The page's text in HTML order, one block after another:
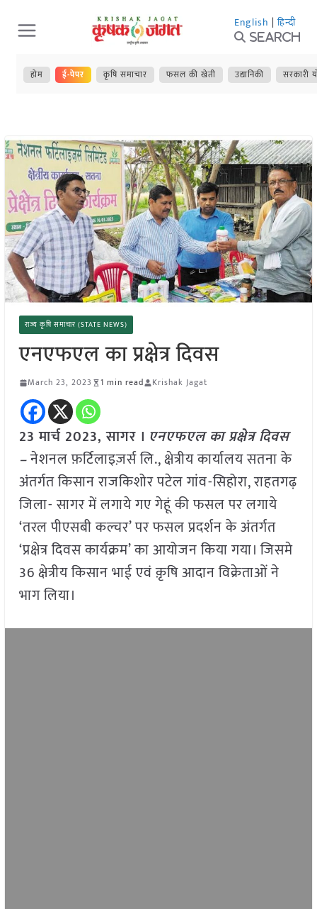
Skip
to
content
English | हिन्दी
Search
होम ई-पेपर कृषि समाचार फसल की खेती उद्यानिकी सरकारी
राज्य कृषि समाचार (STATE NEWS)
एनएफएल का प्रक्षेत्र दिवस
March 23, 2023 1 min read Krishak Jagat
23 मार्च 2023, सागर । एनएफएल का प्रक्षेत्र दिवस
–नेशनल फ़र्टिलाइज़र्स लि., क्षेत्रीय कार्यालय सतना के
अंतर्गत किसान राजकिशोर पटेल गांव-सिहोरा, राहतगढ़
जिला- सागर में लगाये गए गेहूं की फसल पर लगाये
‘तरल पीएसबी कल्चर’ पर फसल प्रदर्शन के अंतर्गत
‘प्रक्षेत्र दिवस कार्यक्रम’ का आयोजन किया गया। जिसमे
36 क्षेत्रीय किसान भाई एवं क़ृषि आदान विक्रेताओं ने
भाग लिया।